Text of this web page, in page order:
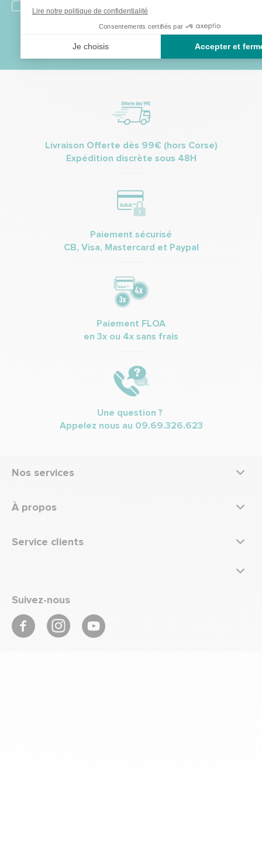
Je m’inscris à la newsletter et accepte de recevoir des informations
commerciales et promotionnelles de Bastide le Confort Médical.
(Vous pourrez à tout moment vous désinscrire. Pour plus
d’informations vous pouvez prendre connaissance de la charte de
protection des données personnelles.
Livraison Offerte dès 99€ (hors Corse)
Expédition discrète sous 48H
Paiement sécurisé
CB, Visa, Mastercard et Paypal
Paiement FLOA
en 3x ou 4x sans frais
Une question ?
Appelez nous au 09.69.326.623
Nos services
À propos
Service clients
Suivez-nous